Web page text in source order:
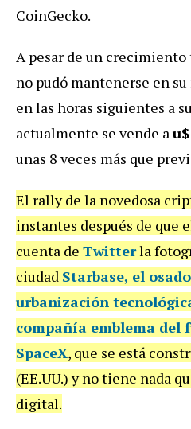
CoinGecko.
A pesar de un
no pudó mantenerse en
en las horas siguientes a
actualmente se vende a
unas 8 veces más que
El rally de la novedosa
instantes después de que
cuenta de Twitterla
ciudad Starbase, el
urbanización
compañía emblema del
SpaceX, que se está
(EE.UU.) y no tiene nada
digital.